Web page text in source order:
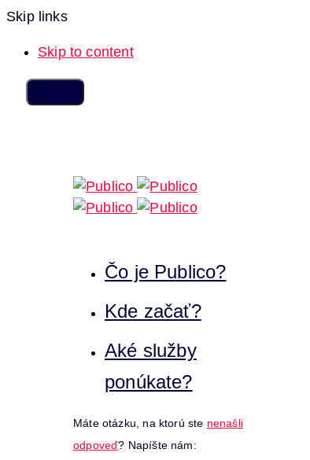
Skip links
Skip to content
Čo je Publico?
Kde začať?
Aké služby
ponúkate?
Máte otázku, na ktorú ste nenašli
odpoveď? Napíšte nám: